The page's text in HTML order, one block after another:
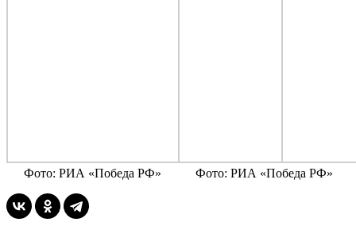
Фото: РИА «Победа РФ» Фото: РИА «Победа РФ»